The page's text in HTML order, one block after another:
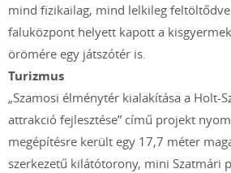
mind fizikailag, mind lelkileg
faluközpont helyett kapott a
örömére egy játszótér is.
Turizmus
„Szamosi élménytér kialakítása a Holt-
attrakció fejlesztése” című projekt
megépítésre került egy 17,7 méter
szerkezetű kilátótorony, mini Szatmári